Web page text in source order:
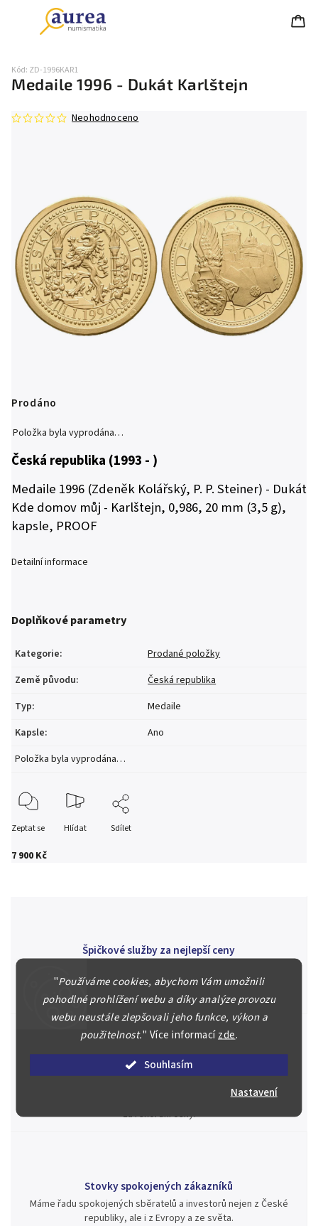
"Používáme cookies, abychom Vám umožnili
pohodlné prohlížení webu a díky analýze provozu
webu neustále zlepšovali jeho funkce, výkon a
použitelnost." Více informacízde.
Souhlasím
Nastavení
Medaile 1996 - Dukát Karlštejn
Kód: ZD-1996KAR1
Neohodnoceno
7 900 Kč
Prodáno
Položka byla vyprodána…
Česká republika (1993 - )
Medaile 1996 (Zdeněk Kolářský, P. P. Steiner) - Dukát
Kde domov můj - Karlštejn, 0,986, 20 mm (3,5 g),
kapsle, PROOF
Detailní informace
Doplňkové parametry
Kategorie:
Prodané položky
Země původu:
Česká republika
Typ:
Medaile
Kapsle:
Ano
Položka byla vyprodána…
Zeptat se Hlídat Sdílet
Špičkové služby za nejlepší ceny
Posoudíme kvalitu a pravost Vašeho materiálu, prodáme v naší
aukci nebo Vám poradíme kam investovat.
Jsme zde pro Vás nepřetržitě již od roku 2000
Během té doby jsme v našich aukcích prodali významné sbírky i
jednotlivé kusy unikátních mincí, bankovek, řádů a vyznamenání
za rekordní ceny.
Stovky spokojených zákazníků
Máme řadu spokojených sběratelů a investorů nejen z České
republiky, ale i z Evropy a ze světa.